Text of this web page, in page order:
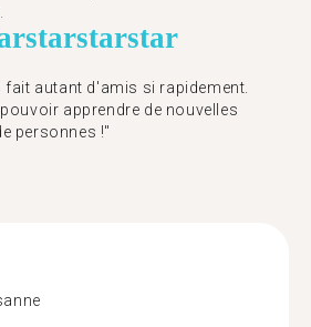
starstarstar
fait autant d'amis si rapidement.
apprendre de nouvelles
personnes !"